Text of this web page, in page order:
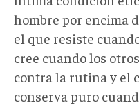
hombre por encima
el que resiste
cree cuando los
contra la rutina y el
conserva puro